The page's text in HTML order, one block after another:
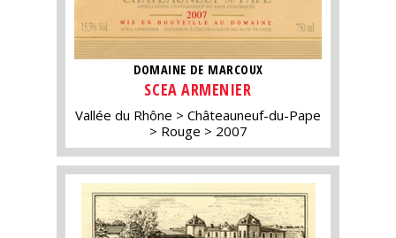
DOMAINE DE MARCOUX
SCEA ARMENIER
Vallée du Rhône
Châteauneuf-du-Pape
Rouge
2007